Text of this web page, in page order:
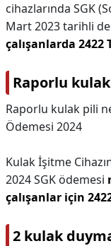
cihazlarında SGK
Mart 2023 tarihli
çalışanlarda 2422
Raporlu
Raporlu kulak pili
Ödemesi 2024
Kulak İşitme
2024 SGK ödemesi
çalışanlar için
2 kulak